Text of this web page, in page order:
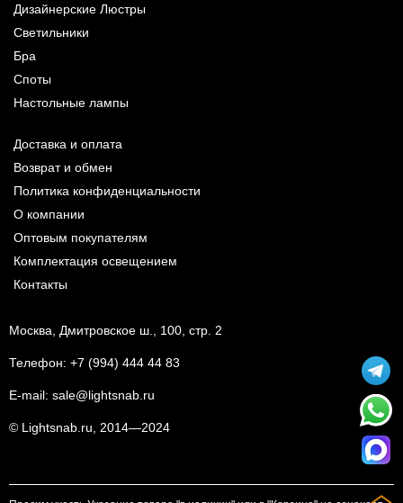
Дизайнерские Люстры
Светильники
Бра
Споты
Настольные лампы
Доставка и оплата
Возврат и обмен
Политика конфиденциальности
О компании
Оптовым покупателям
Комплектация освещением
Контакты
Москва, Дмитровское ш., 100, стр. 2
Телефон: +7 (994) 444 44 83
E-mail: sale@lightsnab.ru
© Lightsnab.ru, 2014—2024